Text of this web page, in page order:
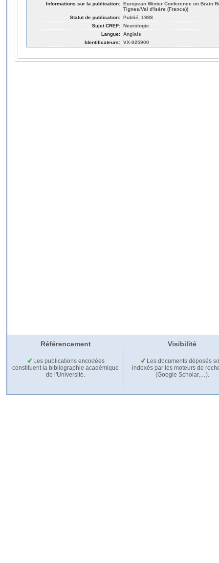
Informations sur la publication: European Winter Conference on Brain
Tignes/Val d'Isère (France))
Statut de publication: Publié, 1988
Sujet CREF: Neurologie
Langue: Anglais
Identificateurs: VX-025900
Référencement Visibilité
Les publications encodées
constituent la bibliographie académique
de l'Université.
Les documents déposés
indexés par les moteurs de
(Google Scholar,…).